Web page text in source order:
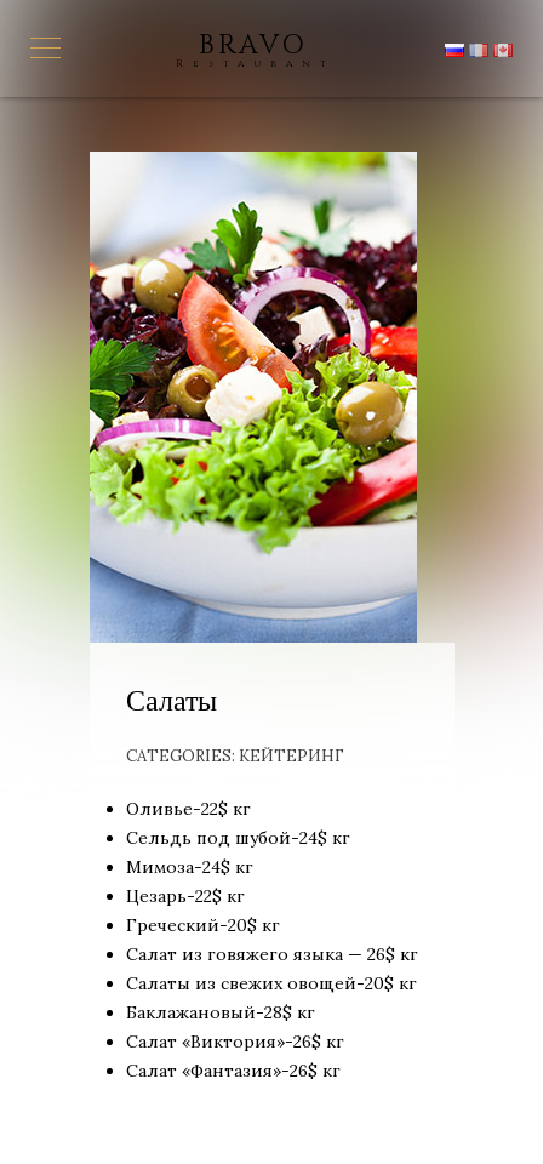
BRAVO
Restaurant
Салаты
CATEGORIES: КЕЙТЕРИНГ
Оливье-22$ кг
Сельдь под шубой-24$ кг
Мимоза-24$ кг
Цезарь-22$ кг
Греческий-20$ кг
Салат из говяжего языка — 26$ кг
Салаты из свежих овощей-20$ кг
Баклажановый-28$ кг
Салат «Виктория»-26$ кг
Салат «Фантазия»-26$ кг